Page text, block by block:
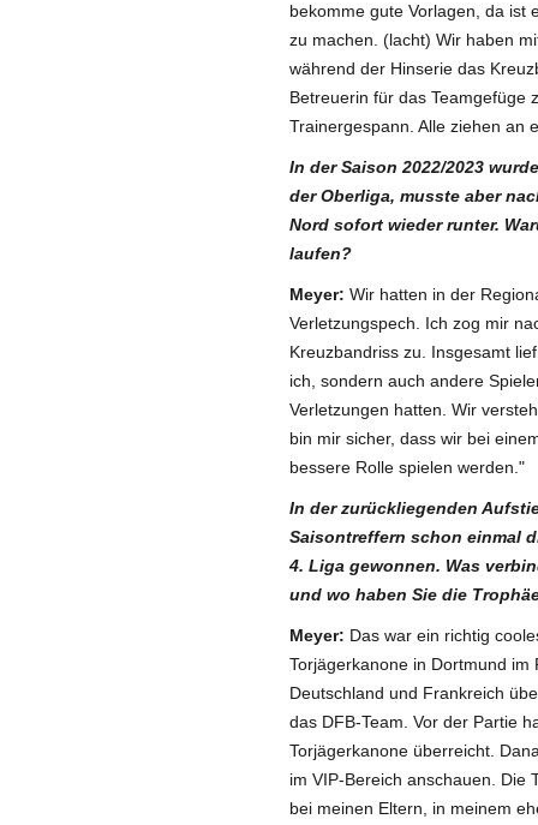
bekomme gute Vorlagen, da ist
zu machen. (lacht) Wir haben
während der Hinserie das
Betreuerin für das Teamgefüge
Trainergespann. Alle ziehen an
In der Saison 2022/2023
der Oberliga, musste aber
Nord sofort wieder runter.
laufen?
Meyer: Wir hatten in der
Verletzungspech. Ich zog mir
Kreuzbandriss zu. Insgesamt
ich, sondern auch andere
Verletzungen hatten. Wir
bin mir sicher, dass wir bei
bessere Rolle spielen werden."
In der zurückliegenden
Saisontreffern schon einmal
4. Liga gewonnen. Was
und wo haben Sie die
Meyer: Das war ein richtig
Torjägerkanone in Dortmund
Deutschland und Frankreich
das DFB-Team. Vor der Partie
Torjägerkanone überreicht.
im VIP-Bereich anschauen. Die
bei meinen Eltern, in meinem